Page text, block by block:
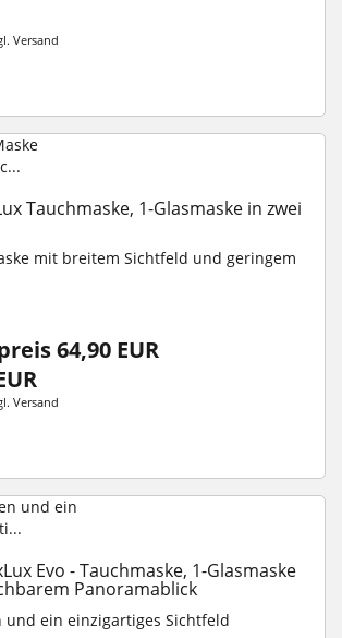
Versand
Tauchmaske, 1-Glasmaske in zwei
mit breitem Sichtfeld und geringem
64,90 EUR
Versand
Evo - Tauchmaske, 1-Glasmaske
Panoramablick
und ein einzigartiges Sichtfeld